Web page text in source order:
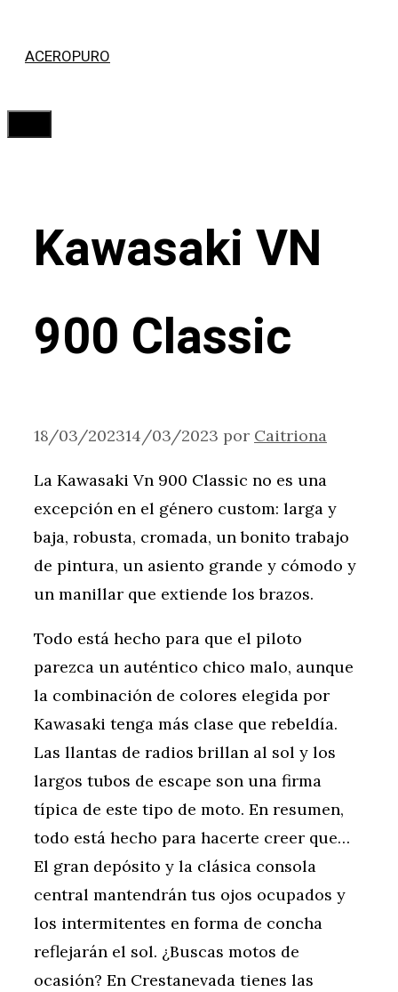
ACEROPURO
Kawasaki VN
900 Classic
18/03/202314/03/2023 por Caitriona
La Kawasaki Vn 900 Classic no es una
excepción en el género custom: larga y
baja, robusta, cromada, un bonito trabajo
de pintura, un asiento grande y cómodo y
un manillar que extiende los brazos.
Todo está hecho para que el piloto
parezca un auténtico chico malo, aunque
la combinación de colores elegida por
Kawasaki tenga más clase que rebeldía.
Las llantas de radios brillan al sol y los
largos tubos de escape son una firma
típica de este tipo de moto. En resumen,
todo está hecho para hacerte creer que…
El gran depósito y la clásica consola
central mantendrán tus ojos ocupados y
los intermitentes en forma de concha
reflejarán el sol. ¿Buscas motos de
ocasión? En Crestanevada tienes las